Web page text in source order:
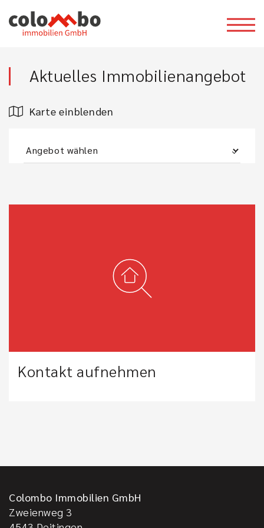
Aktuelles Immobilienangebot
Karte einblenden
Kontakt aufnehmen
Colombo Immobilien GmbH
Zweienweg 3